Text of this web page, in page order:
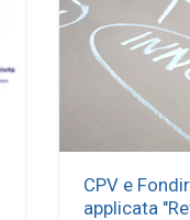
CPV e
applicata